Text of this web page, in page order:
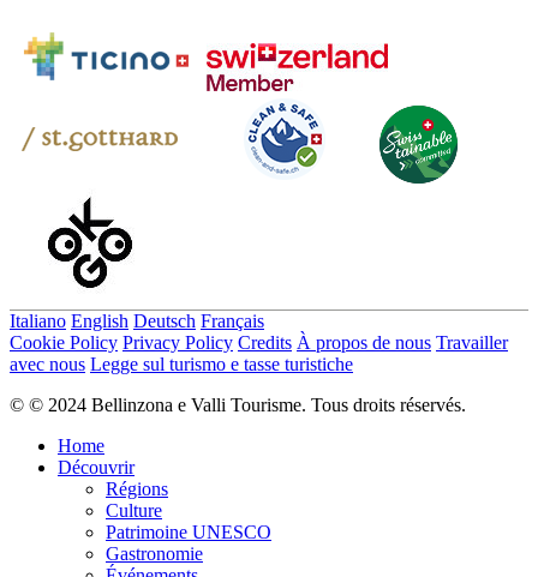
Italiano English Deutsch Français
Cookie Policy Privacy Policy Credits À propos de nous Travailler
avec nous Legge sul turismo e tasse turistiche
© © 2024 Bellinzona e Valli Tourisme. Tous droits réservés.
Home
Découvrir
Régions
Culture
Patrimoine UNESCO
Gastronomie